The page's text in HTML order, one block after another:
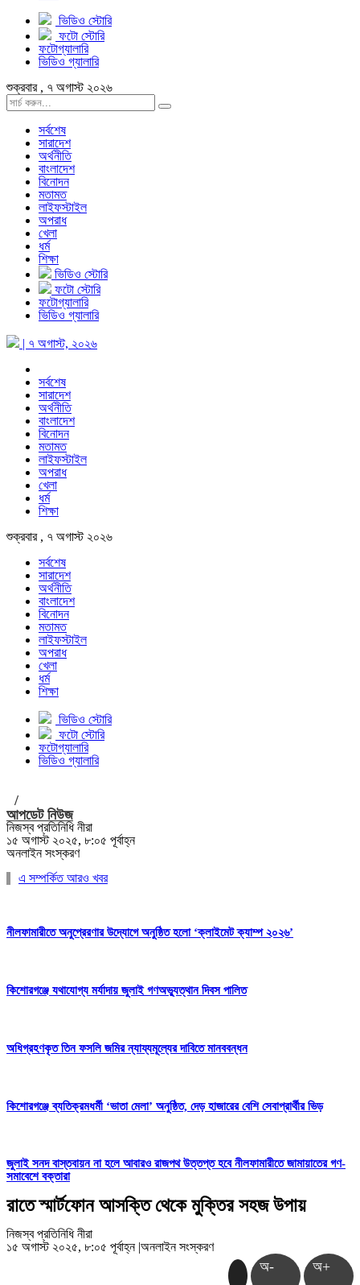
ভিডিও স্টোরি
ফটো স্টোরি
ফটোগ্যালারি
ভিডিও গ্যালারি
শুক্রবার , ৭ অগাস্ট ২০২৬
সর্বশেষ
সারাদেশ
অর্থনীতি
বাংলাদেশ
বিনোদন
মতামত
লাইফস্টাইল
অপরাধ
খেলা
ধর্ম
শিক্ষা
ভিডিও স্টোরি
ফটো স্টোরি
ফটোগ্যালারি
ভিডিও গ্যালারি
| ৭ অগাস্ট, ২০২৬
সর্বশেষ
সারাদেশ
অর্থনীতি
বাংলাদেশ
বিনোদন
মতামত
লাইফস্টাইল
অপরাধ
খেলা
ধর্ম
শিক্ষা
শুক্রবার , ৭ অগাস্ট ২০২৬
সর্বশেষ
সারাদেশ
অর্থনীতি
বাংলাদেশ
বিনোদন
মতামত
লাইফস্টাইল
অপরাধ
খেলা
ধর্ম
শিক্ষা
ভিডিও স্টোরি
ফটো স্টোরি
ফটোগ্যালারি
ভিডিও গ্যালারি
/
আপডেট নিউজ
নিজস্ব প্রতিনিধি নীরা
১৫ অগাস্ট ২০২৫, ৮:০৫ পূর্বাহ্ন
অনলাইন সংস্করণ
এ সম্পর্কিত আরও খবর
নীলফামারীতে অনুপ্রেরণার উদ্যোগে অনুষ্ঠিত হলো ‘ক্লাইমেট ক্যাম্প ২০২৬’
কিশোরগঞ্জে যথাযোগ্য মর্যাদায় জুলাই গণঅভ্যুত্থান দিবস পালিত
অধিগ্রহণকৃত তিন ফসলি জমির ন্যায্যমূল্যের দাবিতে মানববন্ধন
কিশোরগঞ্জে ব্যতিক্রমধর্মী ‘ভাতা মেলা’ অনুষ্ঠিত, দেড় হাজারের বেশি সেবাপ্রার্থীর ভিড়
জুলাই সনদ বাস্তবায়ন না হলে আবারও রাজপথ উত্তপ্ত হবে নীলফামারীতে জামায়াতের গণ-
সমাবেশে বক্তারা
রাতে স্মার্টফোন আসক্তি থেকে মুক্তির সহজ উপায়
নিজস্ব প্রতিনিধি নীরা
১৫ অগাস্ট ২০২৫, ৮:০৫ পূর্বাহ্ন |অনলাইন সংস্করণ
অ- অ+